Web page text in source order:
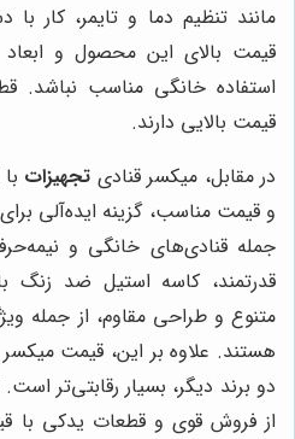
مانند تنظیم دما و تایمر، کار با
قیمت بالای این محصول و
استفاده خانگی مناسب نباشد.
قیمت بالایی دارند.
در مقابل، میکسر قنادی تجهیزات
و قیمت مناسب، گزینه ایده‌آلی
جمله قنادی‌های خانگی و
قدرتمند، کاسه استیل ضد
متنوع و طراحی مقاوم، از جمله
هستند. علاوه بر این، قیمت
دو برند دیگر، بسیار رقابتی‌تر است.
از فروش قوی و قطعات یدکی با